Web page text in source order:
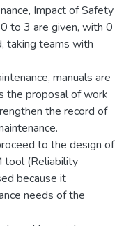
Impact of Safety
to 3 are given, with 0
taking teams with
manuals are
the proposal of work
the record of
to the design of
tool (Reliability
because it
needs of the